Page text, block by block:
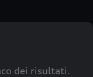
dei risultati.